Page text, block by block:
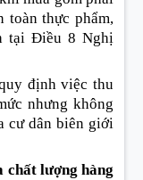
toàn thực phẩm,
tại Điều 8 Nghị
định việc thu
nhưng không
cư dân biên giới
chất lượng hàng